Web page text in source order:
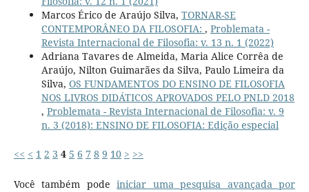
Marcos Érico de Araújo Silva, TORNAR-SE
CONTEMPORÂNEO DA FILOSOFIA: , Problemata -
Revista Internacional de Filosofia: v. 13 n. 1 (2022)
Adriana Tavares de Almeida, Maria Alice Corrêa de
Araújo, Nilton Guimarães da Silva, Paulo Limeira da
Silva, OS FUNDAMENTOS DO ENSINO DE FILOSOFIA
NOS LIVROS DIDÁTICOS APROVADOS PELO PNLD 2018
, Problemata - Revista Internacional de Filosofia: v. 9
n. 3 (2018): ENSINO DE FILOSOFIA: Edição especial
<< < 1 2 3 4 5 6 7 8 9 10 > >>
Você também podeiniciar uma pesquisa avançada por